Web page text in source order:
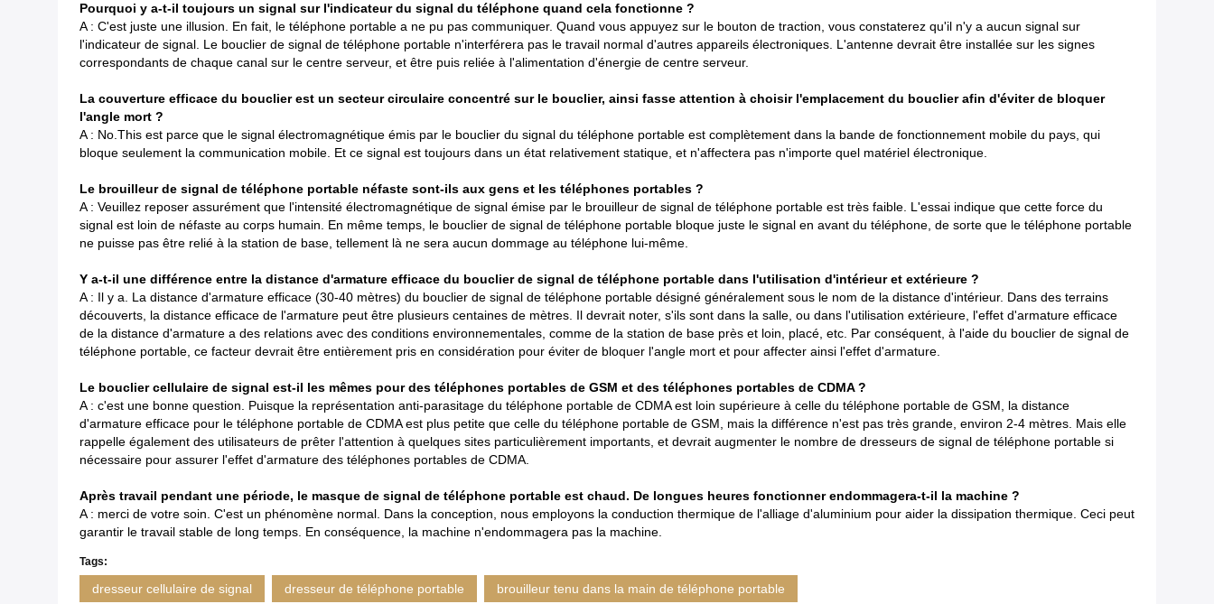
Pourquoi y a-t-il toujours un signal sur l'indicateur du signal du téléphone quand cela fonctionne ?
A : C'est juste une illusion. En fait, le téléphone portable a ne pu pas communiquer. Quand vous appuyez sur le bouton de traction, vous constaterez qu'il n'y a aucun signal sur
l'indicateur de signal. Le bouclier de signal de téléphone portable n'interférera pas le travail normal d'autres appareils électroniques. L'antenne devrait être installée sur les signes
correspondants de chaque canal sur le centre serveur, et être puis reliée à l'alimentation d'énergie de centre serveur.
La couverture efficace du bouclier est un secteur circulaire concentré sur le bouclier, ainsi fasse attention à choisir l'emplacement du bouclier afin d'éviter de bloquer
l'angle mort ?
A : No.This est parce que le signal électromagnétique émis par le bouclier du signal du téléphone portable est complètement dans la bande de fonctionnement mobile du pays, qui
bloque seulement la communication mobile. Et ce signal est toujours dans un état relativement statique, et n'affectera pas n'importe quel matériel électronique.
Le brouilleur de signal de téléphone portable néfaste sont-ils aux gens et les téléphones portables ?
A : Veuillez reposer assurément que l'intensité électromagnétique de signal émise par le brouilleur de signal de téléphone portable est très faible. L'essai indique que cette force du
signal est loin de néfaste au corps humain. En même temps, le bouclier de signal de téléphone portable bloque juste le signal en avant du téléphone, de sorte que le téléphone portable
ne puisse pas être relié à la station de base, tellement là ne sera aucun dommage au téléphone lui-même.
Y a-t-il une différence entre la distance d'armature efficace du bouclier de signal de téléphone portable dans l'utilisation d'intérieur et extérieure ?
A : Il y a. La distance d'armature efficace (30-40 mètres) du bouclier de signal de téléphone portable désigné généralement sous le nom de la distance d'intérieur. Dans des terrains
découverts, la distance efficace de l'armature peut être plusieurs centaines de mètres. Il devrait noter, s'ils sont dans la salle, ou dans l'utilisation extérieure, l'effet d'armature efficace
de la distance d'armature a des relations avec des conditions environnementales, comme de la station de base près et loin, placé, etc. Par conséquent, à l'aide du bouclier de signal de
téléphone portable, ce facteur devrait être entièrement pris en considération pour éviter de bloquer l'angle mort et pour affecter ainsi l'effet d'armature.
Le bouclier cellulaire de signal est-il les mêmes pour des téléphones portables de GSM et des téléphones portables de CDMA ?
A : c'est une bonne question. Puisque la représentation anti-parasitage du téléphone portable de CDMA est loin supérieure à celle du téléphone portable de GSM, la distance
d'armature efficace pour le téléphone portable de CDMA est plus petite que celle du téléphone portable de GSM, mais la différence n'est pas très grande, environ 2-4 mètres. Mais elle
rappelle également des utilisateurs de prêter l'attention à quelques sites particulièrement importants, et devrait augmenter le nombre de dresseurs de signal de téléphone portable si
nécessaire pour assurer l'effet d'armature des téléphones portables de CDMA.
Après travail pendant une période, le masque de signal de téléphone portable est chaud. De longues heures fonctionner endommagera-t-il la machine ?
A : merci de votre soin. C'est un phénomène normal. Dans la conception, nous employons la conduction thermique de l'alliage d'aluminium pour aider la dissipation thermique. Ceci peut
garantir le travail stable de long temps. En conséquence, la machine n'endommagera pas la machine.
Tags:
dresseur cellulaire de signal dresseur de téléphone portable brouilleur tenu dans la main de téléphone portable